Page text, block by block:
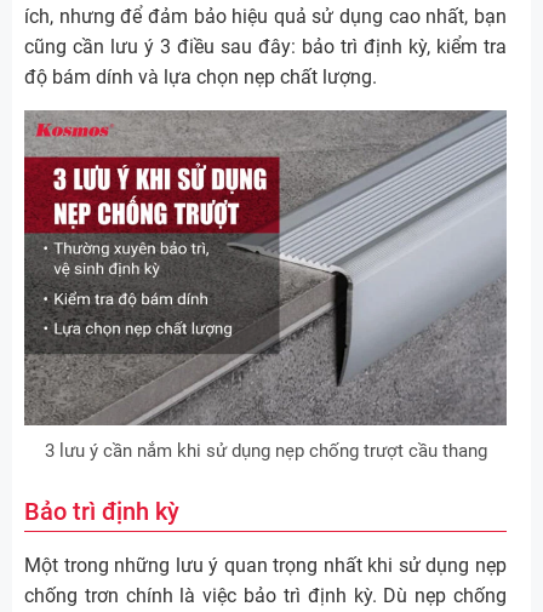
ích, nhưng để đảm bảo hiệu quả sử dụng cao nhất, bạn
cũng cần lưu ý 3 điều sau đây: bảo trì định kỳ, kiểm tra
độ bám dính và lựa chọn nẹp chất lượng.
3 lưu ý cần nắm khi sử dụng nẹp chống trượt cầu thang
Bảo trì định kỳ
Một trong những lưu ý quan trọng nhất khi sử dụng nẹp
chống trơn chính là việc bảo trì định kỳ. Dù nẹp chống